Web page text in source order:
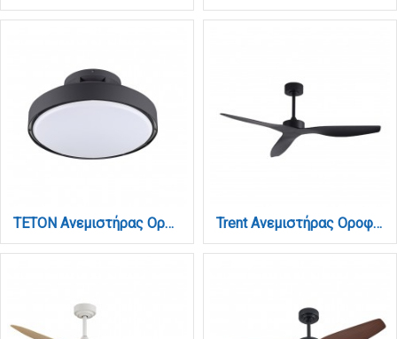
TETON Ανεμιστήρας Οροφής Bladeless Μαύρο 56W LED 5900lm 3CCT App Control (101001010) Trent Ανεμιστήρας Οροφής με DC Μοτέρ 40W - Total Black (102000625)